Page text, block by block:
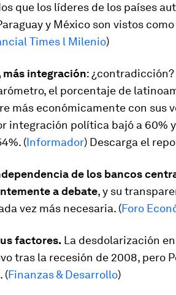
que los líderes de los países
y México son vistos
Times l Milenio)
más integración: ¿contradicción?
el porcentaje de
más económicamente con sus
integración política bajó a 60%
(Informador) Descarga el
de los bancos
a debate, y su
vez más necesaria. (Foro
factores. La desdolarización
tras la recesión de 2008, pero
(Finanzas & Desarrollo)